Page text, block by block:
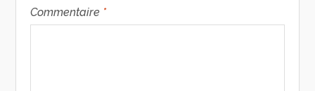
Commentaire *